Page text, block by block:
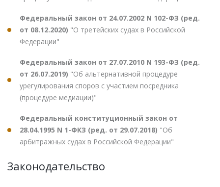
Федеральный закон от 24.07.2002 N 102-ФЗ (ред.
от 08.12.2020) "О третейских судах в Российской
Федерации"
Федеральный закон от 27.07.2010 N 193-ФЗ (ред.
от 26.07.2019) "Об альтернативной процедуре
урегулирования споров с участием посредника
(процедуре медиации)"
Федеральный конституционный закон от
28.04.1995 N 1-ФКЗ (ред. от 29.07.2018) "Об
арбитражных судах в Российской Федерации"
Законодательство